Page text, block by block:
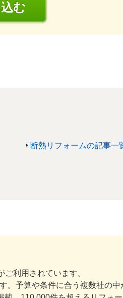
む
断熱リフォームの記事一
利用されています。
。予算や条件に合う複数社の中